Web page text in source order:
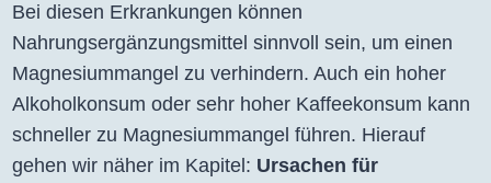
Bei diesen Erkrankungen können
Nahrungsergänzungsmittel sinnvoll sein, um einen
Magnesiummangel zu verhindern. Auch ein hoher
Alkoholkonsum oder sehr hoher Kaffeekonsum kann
schneller zu Magnesiummangel führen. Hierauf
gehen wir näher im Kapitel: Ursachen für